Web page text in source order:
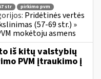
str
pirkimo pvm
Pridėtinės vertės
(57-69 str.) »
mokėtoju asmens
iš kitų valstybių
PVM įtraukimo į